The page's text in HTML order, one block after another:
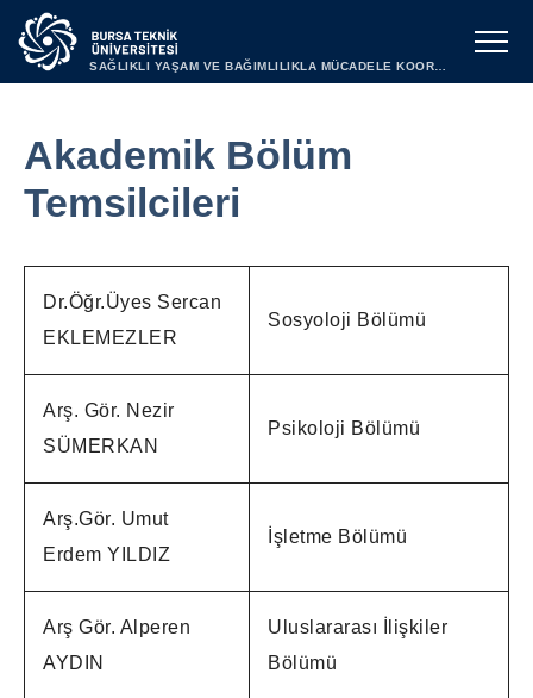
Akademik Bölüm
Temsilcileri
Dr.Öğr.Üyes Sercan
EKLEMEZLER
Sosyoloji Bölümü
Arş. Gör. Nezir
SÜMERKAN
Psikoloji Bölümü
Arş.Gör. Umut
Erdem YILDIZ
İşletme Bölümü
Arş Gör. Alperen
AYDIN
Uluslararası İlişkiler
Bölümü